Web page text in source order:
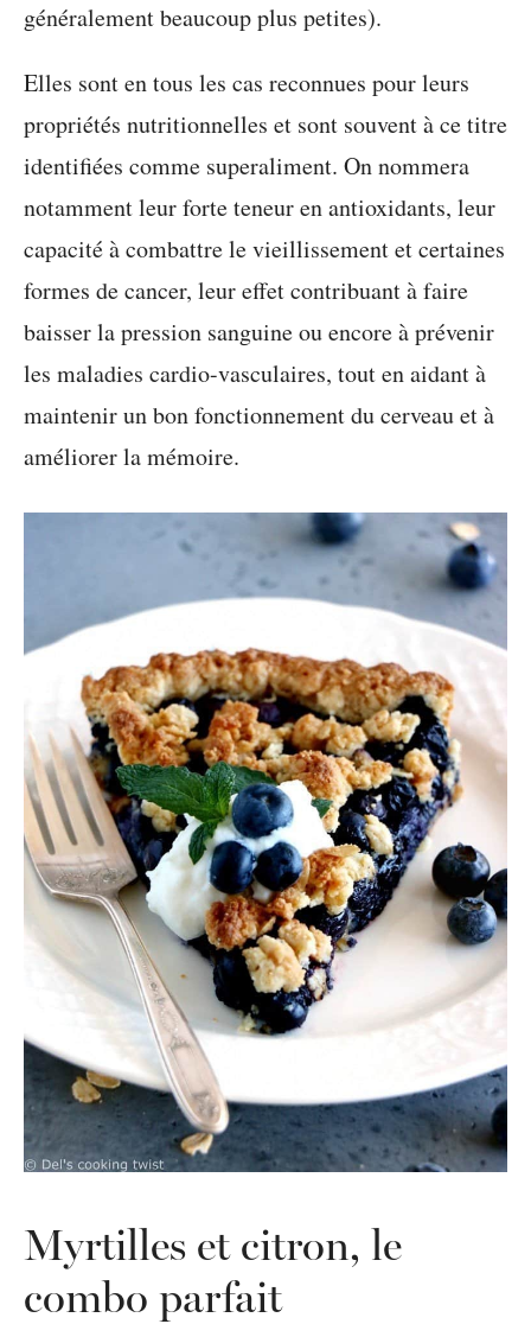
généralement beaucoup plus petites).
Elles sont en tous les cas reconnues pour leurs
propriétés nutritionnelles et sont souvent à ce titre
identifiées comme superaliment. On nommera
notamment leur forte teneur en antioxidants, leur
capacité à combattre le vieillissement et certaines
formes de cancer, leur effet contribuant à faire
baisser la pression sanguine ou encore à prévenir
les maladies cardio-vasculaires, tout en aidant à
maintenir un bon fonctionnement du cerveau et à
améliorer la mémoire.
Myrtilles et citron, le
combo parfait